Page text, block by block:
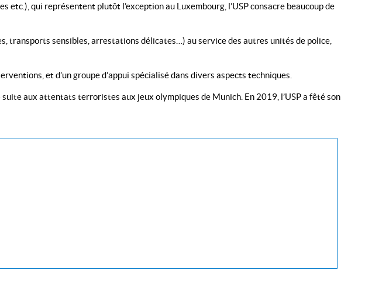
qui représentent plutôt l’exception au Luxembourg, l’USP consacre beaucoup de
transports sensibles, arrestations délicates…) au service des autres unités de police,
et d’un groupe d’appui spécialisé dans divers aspects techniques.
aux attentats terroristes aux jeux olympiques de Munich. En 2019, l’USP a fêté son